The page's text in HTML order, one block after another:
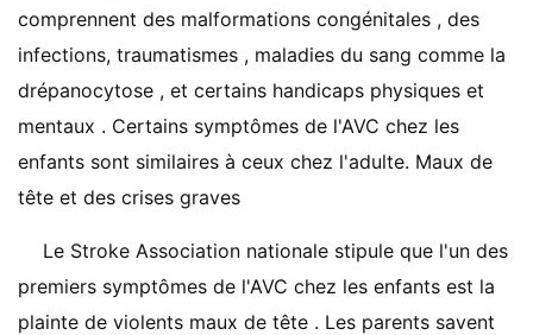
comprennent des malformations congénitales , des
infections, traumatismes , maladies du sang comme la
drépanocytose , et certains handicaps physiques et
mentaux . Certains symptômes de l'AVC chez les
enfants sont similaires à ceux chez l'adulte. Maux de
tête et des crises graves
Le Stroke Association nationale stipule que l'un des
premiers symptômes de l'AVC chez les enfants est la
plainte de violents maux de tête . Les parents savent